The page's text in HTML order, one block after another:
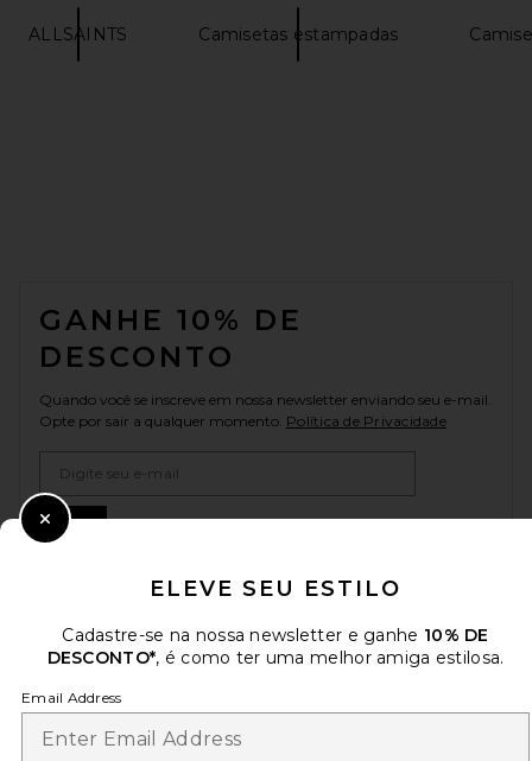
ALLSAINTS Camisetas estampadas
GANHE 10% DE
DESCONTO
Quando você se inscreve em nossa newsletter enviando seu e-mail.
Opte por sair a qualquer momento. Política de Privacidade
Sign Up
Change Country Regions
pt USD
AJUDE-NOS A MELHORAR!
ELEVE SEU ESTILO
Cadastre-se na nossa newsletter e ganhe 10% DE
DESCONTO*, é como ter uma melhor amiga estilosa.
Email Address
Close Modal